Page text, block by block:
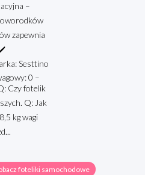
–
zapewnia
Sesttino
0 –
Czy fotelik
Q: Jak
kg wagi
foteliki samochodowe